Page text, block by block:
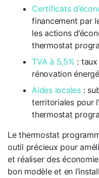
Certificats
financement par
les actions
thermostat
TVA à 5,5% :
rénovation
Aides locales:
territoriales pour
thermostat
Le thermostat
outil précieux pour
et réaliser des
bon modèle et en